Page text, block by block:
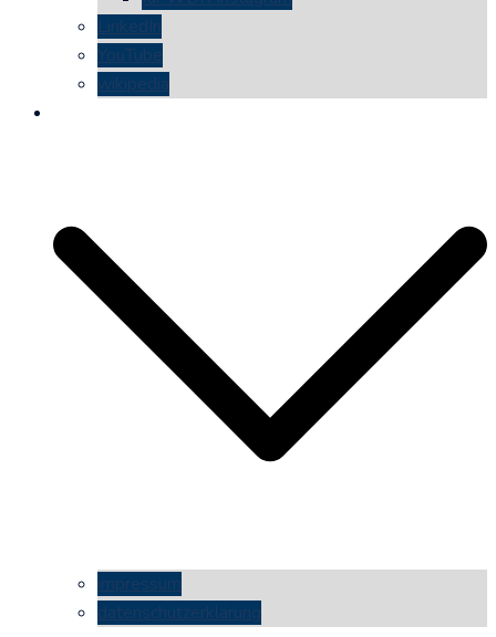
LinkedIn
YouTube
wikipedia
impressum
datenschutzerklärung